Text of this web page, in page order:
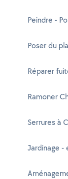
Peindre -
Poser du
Réparer
Ramoner
Serrures à
Jardinage -